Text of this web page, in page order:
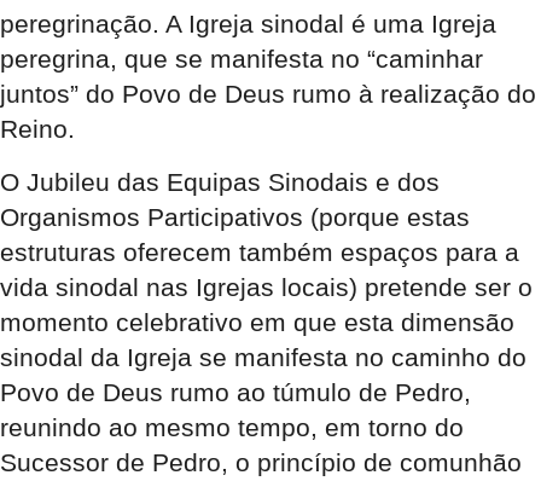
peregrinação. A Igreja sinodal é uma Igreja
peregrina, que se manifesta no “caminhar
juntos” do Povo de Deus rumo à realização do
Reino.
O Jubileu das Equipas Sinodais e dos
Organismos Participativos (porque estas
estruturas oferecem também espaços para a
vida sinodal nas Igrejas locais) pretende ser o
momento celebrativo em que esta dimensão
sinodal da Igreja se manifesta no caminho do
Povo de Deus rumo ao túmulo de Pedro,
reunindo ao mesmo tempo, em torno do
Sucessor de Pedro, o princípio de comunhão